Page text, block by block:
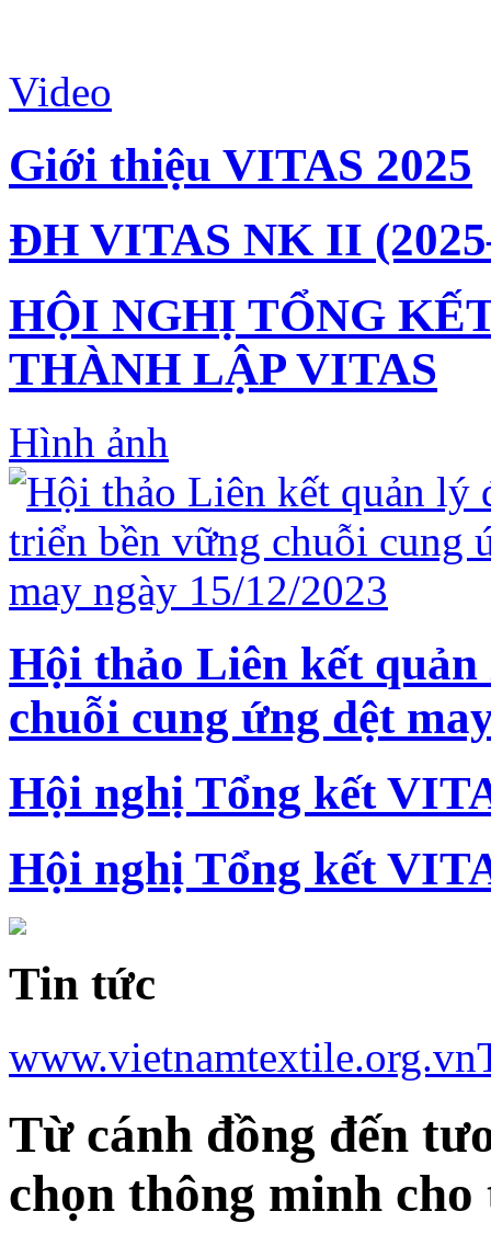
Video
Giới thiệu VITAS 2025
ĐH VITAS NK II
HỘI NGHỊ TỔNG
THÀNH LẬP VITAS
Hình ảnh
Hội thảo Liên kết
chuỗi cung ứng dệt
Hội nghị Tổng kết
Hội nghị Tổng kết
Tin tức
www.vietnamtextile.org.vn
Từ cánh đồng đến
chọn thông minh